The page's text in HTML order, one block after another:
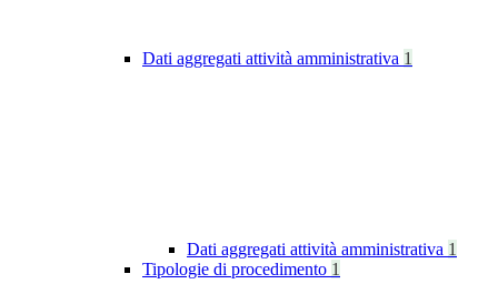
Dati aggregati attività amministrativa 1
Dati aggregati attività amministrativa 1
Tipologie di procedimento 1